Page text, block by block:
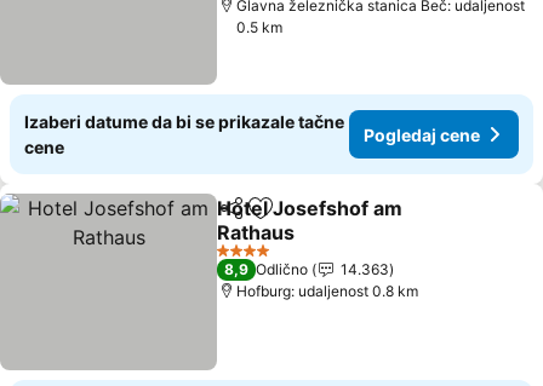
Glavna železnička stanica Beč: udaljenost
0.5 km
Izaberi datume da bi se prikazale tačne
cene
Pogledaj cene
Deli Dodati u favorite
Hotel Josefshof am
Rathaus
Pogledaj cene
4 Zvezdice
8,9 Odlično
14.363
Hofburg: udaljenost 0.8 km